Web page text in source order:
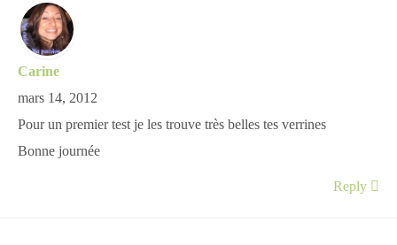
Carine
mars 14, 2012
Pour un premier test je les trouve très belles tes verrines
Bonne journée
Reply